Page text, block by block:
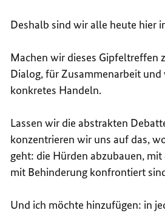
Deshalb sind wir alle heute hier
Machen wir dieses Gipfeltreffen
Dialog, für Zusammenarbeit
konkretes Handeln.
Lassen wir die abstrakten
konzentrieren wir uns auf das,
geht: die Hürden abzubauen,
mit Behinderung konfrontiert
Und ich möchte hinzufügen: in